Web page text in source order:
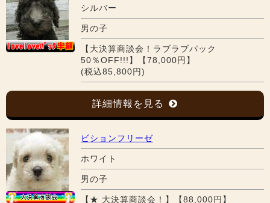
シルバー
男の子
【大決算商談会！ラブラブパック
50％OFF!!!】【78,000円】
(税込85,800円)
詳細情報を見る
ビションフリーゼ
ホワイト
男の子
【★ 大決算商談会！】【88,000円】